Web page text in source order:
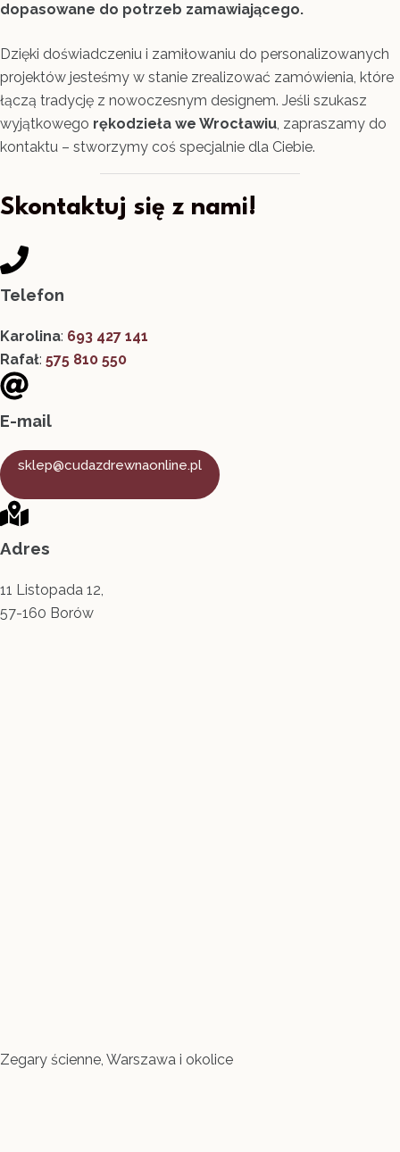
dopasowane do potrzeb zamawiającego.
Dzięki doświadczeniu i zamiłowaniu do personalizowanych
projektów jesteśmy w stanie zrealizować zamówienia, które
łączą tradycję z nowoczesnym designem. Jeśli szukasz
wyjątkowego rękodzieła we Wrocławiu, zapraszamy do
kontaktu – stworzymy coś specjalnie dla Ciebie.
Skontaktuj się z nami!
Telefon
Karolina: 693 427 141
Rafał: 575 810 550
E-mail
sklep@cudazdrewnaonline.pl
Adres
11 Listopada 12,
57-160 Borów
Zegary ścienne, Warszawa i okolice